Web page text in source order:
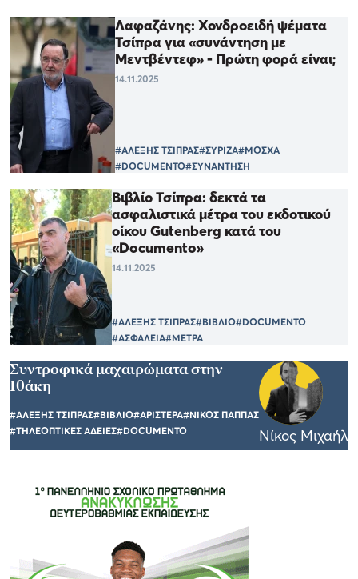
Λαφαζάνης: Χονδροειδή ψέματα
Τσίπρα για «συνάντηση με
Μεντβέντεφ» - Πρώτη φορά είναι;
14.11.2025
#ΑΛΕΞΗΣ ΤΣΙΠΡΑΣ#ΣΥΡΙΖΑ#ΜΟΣΧΑ
#DOCUMENTO#ΣΥΝΑΝΤΗΣΗ
Βιβλίο Τσίπρα: δεκτά τα
ασφαλιστικά μέτρα του εκδοτικού
οίκου Gutenberg κατά του
«Documento»
14.11.2025
#ΑΛΕΞΗΣ ΤΣΙΠΡΑΣ#ΒΙΒΛΙΟ#DOCUMENTO
#ΑΣΦΑΛΕΙΑ#ΜΕΤΡΑ
Συντροφικά μαχαιρώματα στην
Ιθάκη
#ΑΛΕΞΗΣ ΤΣΙΠΡΑΣ#ΒΙΒΛΙΟ#ΑΡΙΣΤΕΡΑ#ΝΙΚΟΣ ΠΑΠΠΑΣ
#ΤΗΛΕΟΠΤΙΚΕΣ ΑΔΕΙΕΣ#DOCUMENTO Νίκος Μιχαήλ